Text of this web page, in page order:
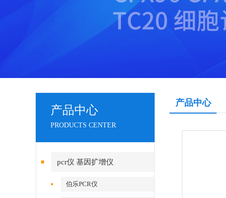
产品中心
PRODUCTS CENTER
pcr仪 基因扩增仪
伯乐PCR仪
产品中心